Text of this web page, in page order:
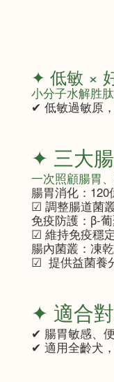
✦ 低敏 ×
小分子水解胜
✔ 低敏過敏原
✦ 三大
一次照顧腸胃
腸胃消化：
☑ 調整腸道菌
免疫防護：β-
☑ 維持免疫穩
腸內菌叢：凍
☑ 提供益菌養
✦ 適合
✔ 腸胃敏感、
✔ 適用全齡犬